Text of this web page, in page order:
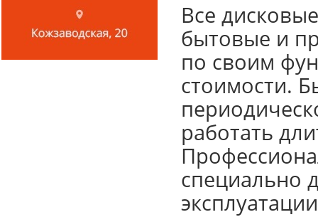
Все
бытовые и
по своим
стоимости.
работать
специально